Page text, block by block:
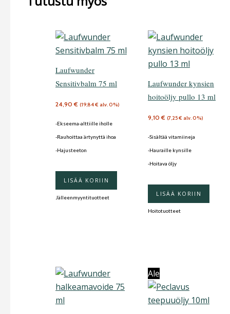
Laufwunder
Sensitivbalm 75 ml
24,90€ (19,84€ alv. 0%)
-Ekseema-alttiille iholle
-Rauhoittaa ärtynyttä ihoa
-Hajusteeton
LISÄÄ KORIIN
Jälleenmyyntituotteet
Laufwunder kynsien
hoitoöljy pullo 13 ml
9,10€ (7,25€ alv. 0%)
-Sisältää vitamiineja
-Hauraille kynsille
-Hoitava öljy
LISÄÄ KORIIN
Hoitotuotteet
Ale